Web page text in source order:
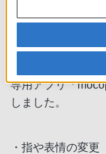
専用アプリ「
しました。
・指や表情の変更